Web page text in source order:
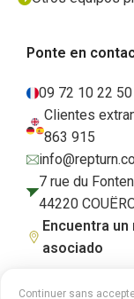
Ponte en
09 72 10 22 50
Clientes
863 915
7 rue du
44220
Encuentra
asociado
Continuer sans